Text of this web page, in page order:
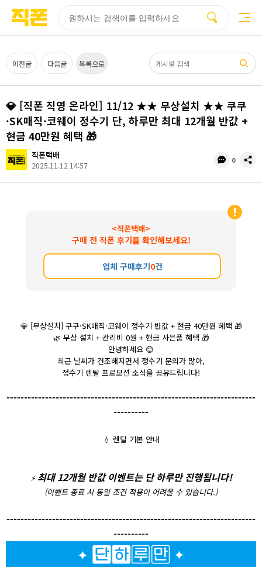
이전글 다음글 목록으로
💎 [직폰 직영 온라인] 11/12 ★★ 무상설치 ★★ 쿠쿠
·SK매직·코웨이 정수기 단, 하루만 최대 12개월 반값 +
현금 40만원 혜택 🎁
직폰택배
2025.11.12 14:57
댓
수
0
공
<직폰택배>
구매 전 직폰 후기를 확인해보세요!
업체 구매후기0건
💎[무상설치] 쿠쿠·SK매직·코웨이 정수기 반값 + 현금 40만원 혜택 🎁
🌿무상 설치 + 관리비 0원 + 현금 사은품 혜택 🎁
안녕하세요 😊
최근 날씨가 건조해지면서 정수기 문의가 많아,
정수기 렌탈 프로모션 소식을 공유드립니다!
-----------------------------------------------------------------------
----------
💧 렌탈 기본 안내
⚡️ 최대 12개월 반값 이벤트는 단 하루만 진행됩니다!
(이벤트 종료 시 동일 조건 적용이 어려울 수 있습니다.)
-----------------------------------------------------------------------
----------
페이지
페이지
페이지
페이지